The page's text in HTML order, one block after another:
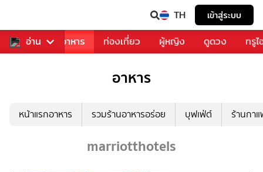
TH เข้าสู่ระบบ
อ่าน
การเพลง อาหาร ท่องเที่ยว ผู้หญิง ดูดวง ทรู
อาหาร
หน้าแรกอาหาร รวมร้านอาหารอร่อย บุฟเฟ่ต์ ร้านกา
marriotthotels